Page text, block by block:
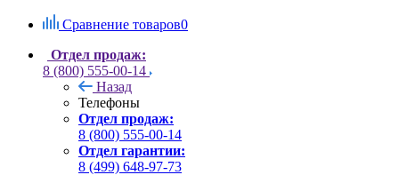
Сравнение товаров0
Отдел продаж:
8 (800) 555-00-14
Назад
Телефоны
Отдел продаж:
8 (800) 555-00-14
Отдел гарантии:
8 (499) 648-97-73